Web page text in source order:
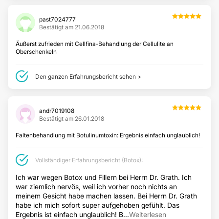
INTIMCHIRURGIE
Schamlippenverkleinerung
Schamhügelverkleinerung
Laserbehandlung
ÄSTHETISCH-KOSMETISCHE BEHANDLUNGEN
Tattooentfernung
Mesotherapie
Dauerhafte Haarentfernung
past7024777
Bestätigt am 21.06.2018
Äußerst zufrieden mit Cellfina-Behandlung der Cellulite an
Oberschenkeln
Den ganzen Erfahrungsbericht sehen >
andr7019108
Bestätigt am 26.01.2018
Faltenbehandlung mit Botulinumtoxin: Ergebnis einfach unglaublich!
Vollständiger Erfahrungsbericht (Botox):
Ich war wegen Botox und Fillern bei Herrn Dr. Grath. Ich
war ziemlich nervös, weil ich vorher noch nichts an
meinem Gesicht habe machen lassen. Bei Herrn Dr. Grath
habe ich mich sofort super aufgehoben gefühlt. Das
Ergebnis ist einfach unglaublich! B...Weiterlesen